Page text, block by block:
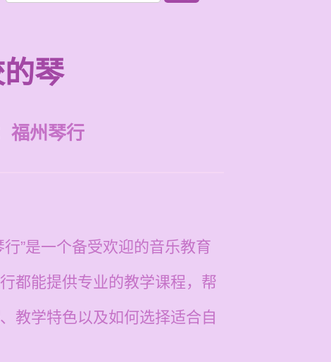
琴
福州琴行
”是一个备受欢迎的音乐教育
都能提供专业的教学课程，帮
教学特色以及如何选择适合自